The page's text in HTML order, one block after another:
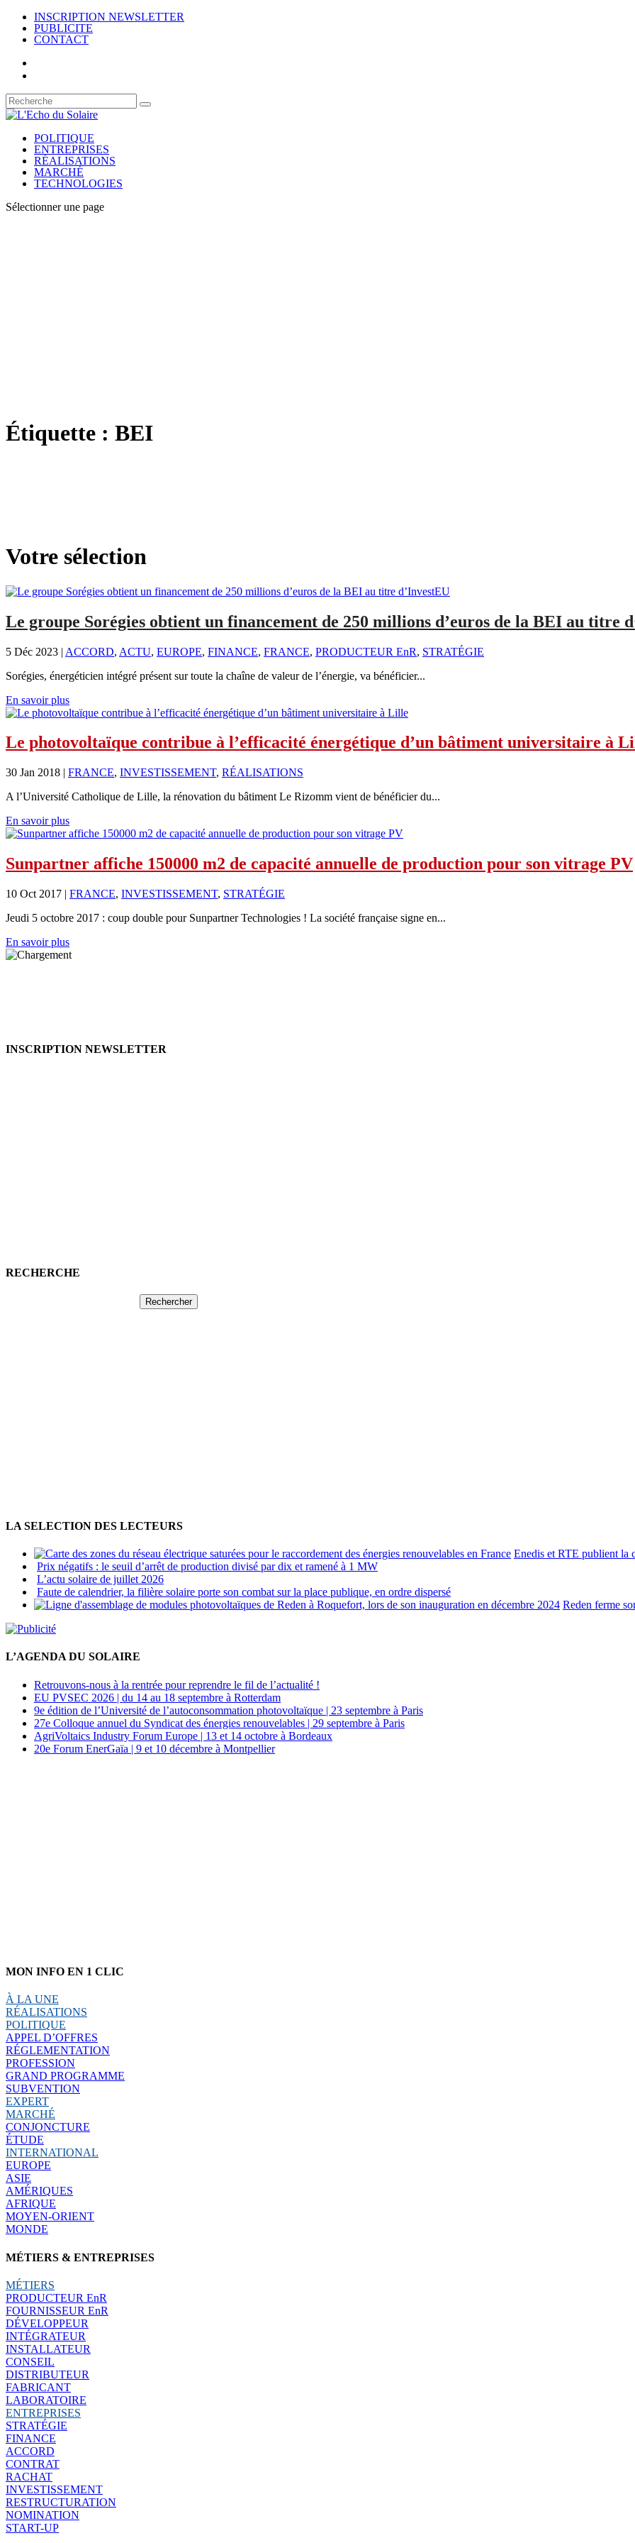
INSCRIPTION NEWSLETTER
PUBLICITE
CONTACT
POLITIQUE
ENTREPRISES
RÉALISATIONS
MARCHÉ
TECHNOLOGIES
Sélectionner une page
Étiquette : BEI
Votre sélection
Le groupe Sorégies obtient un financement de 250 millions d’euros de la BEI au titre
5 Déc 2023 | ACCORD, ACTU, EUROPE, FINANCE, FRANCE, PRODUCTEUR EnR, STRATÉGIE
Sorégies, énergéticien intégré présent sur toute la chaîne de valeur de l’énergie, va bénéficier...
En savoir plus
Le photovoltaïque contribue à l’efficacité énergétique d’un bâtiment universitaire à
30 Jan 2018 | FRANCE, INVESTISSEMENT, RÉALISATIONS
A l’Université Catholique de Lille, la rénovation du bâtiment Le Rizomm vient de bénéficier du...
En savoir plus
Sunpartner affiche 150000 m2 de capacité annuelle de production pour son vitrage PV
10 Oct 2017 | FRANCE, INVESTISSEMENT, STRATÉGIE
Jeudi 5 octobre 2017 : coup double pour Sunpartner Technologies ! La société française signe en...
En savoir plus
INSCRIPTION NEWSLETTER
RECHERCHE
LA SELECTION DES LECTEURS
Enedis et RTE publient la
Prix négatifs : le seuil d’arrêt de production divisé par dix et ramené à 1 MW
L’actu solaire de juillet 2026
Faute de calendrier, la filière solaire porte son combat sur la place publique, en ordre dispersé
Reden ferme
L’AGENDA DU SOLAIRE
Retrouvons-nous à la rentrée pour reprendre le fil de l’actualité !
EU PVSEC 2026 | du 14 au 18 septembre à Rotterdam
9e édition de l’Université de l’autoconsommation photovoltaïque | 23 septembre à Paris
27e Colloque annuel du Syndicat des énergies renouvelables | 29 septembre à Paris
AgriVoltaics Industry Forum Europe | 13 et 14 octobre à Bordeaux
20e Forum EnerGaïa | 9 et 10 décembre à Montpellier
MON INFO EN 1 CLIC
À LA UNE
RÉALISATIONS
POLITIQUE
APPEL D’OFFRES
RÉGLEMENTATION
PROFESSION
GRAND PROGRAMME
SUBVENTION
EXPERT
MARCHÉ
CONJONCTURE
ÉTUDE
INTERNATIONAL
EUROPE
ASIE
AMÉRIQUES
AFRIQUE
MOYEN-ORIENT
MONDE
MÉTIERS & ENTREPRISES
MÉTIERS
PRODUCTEUR EnR
FOURNISSEUR EnR
DÉVELOPPEUR
INTÉGRATEUR
INSTALLATEUR
CONSEIL
DISTRIBUTEUR
FABRICANT
LABORATOIRE
ENTREPRISES
STRATÉGIE
FINANCE
ACCORD
CONTRAT
RACHAT
INVESTISSEMENT
RESTRUCTURATION
NOMINATION
START-UP